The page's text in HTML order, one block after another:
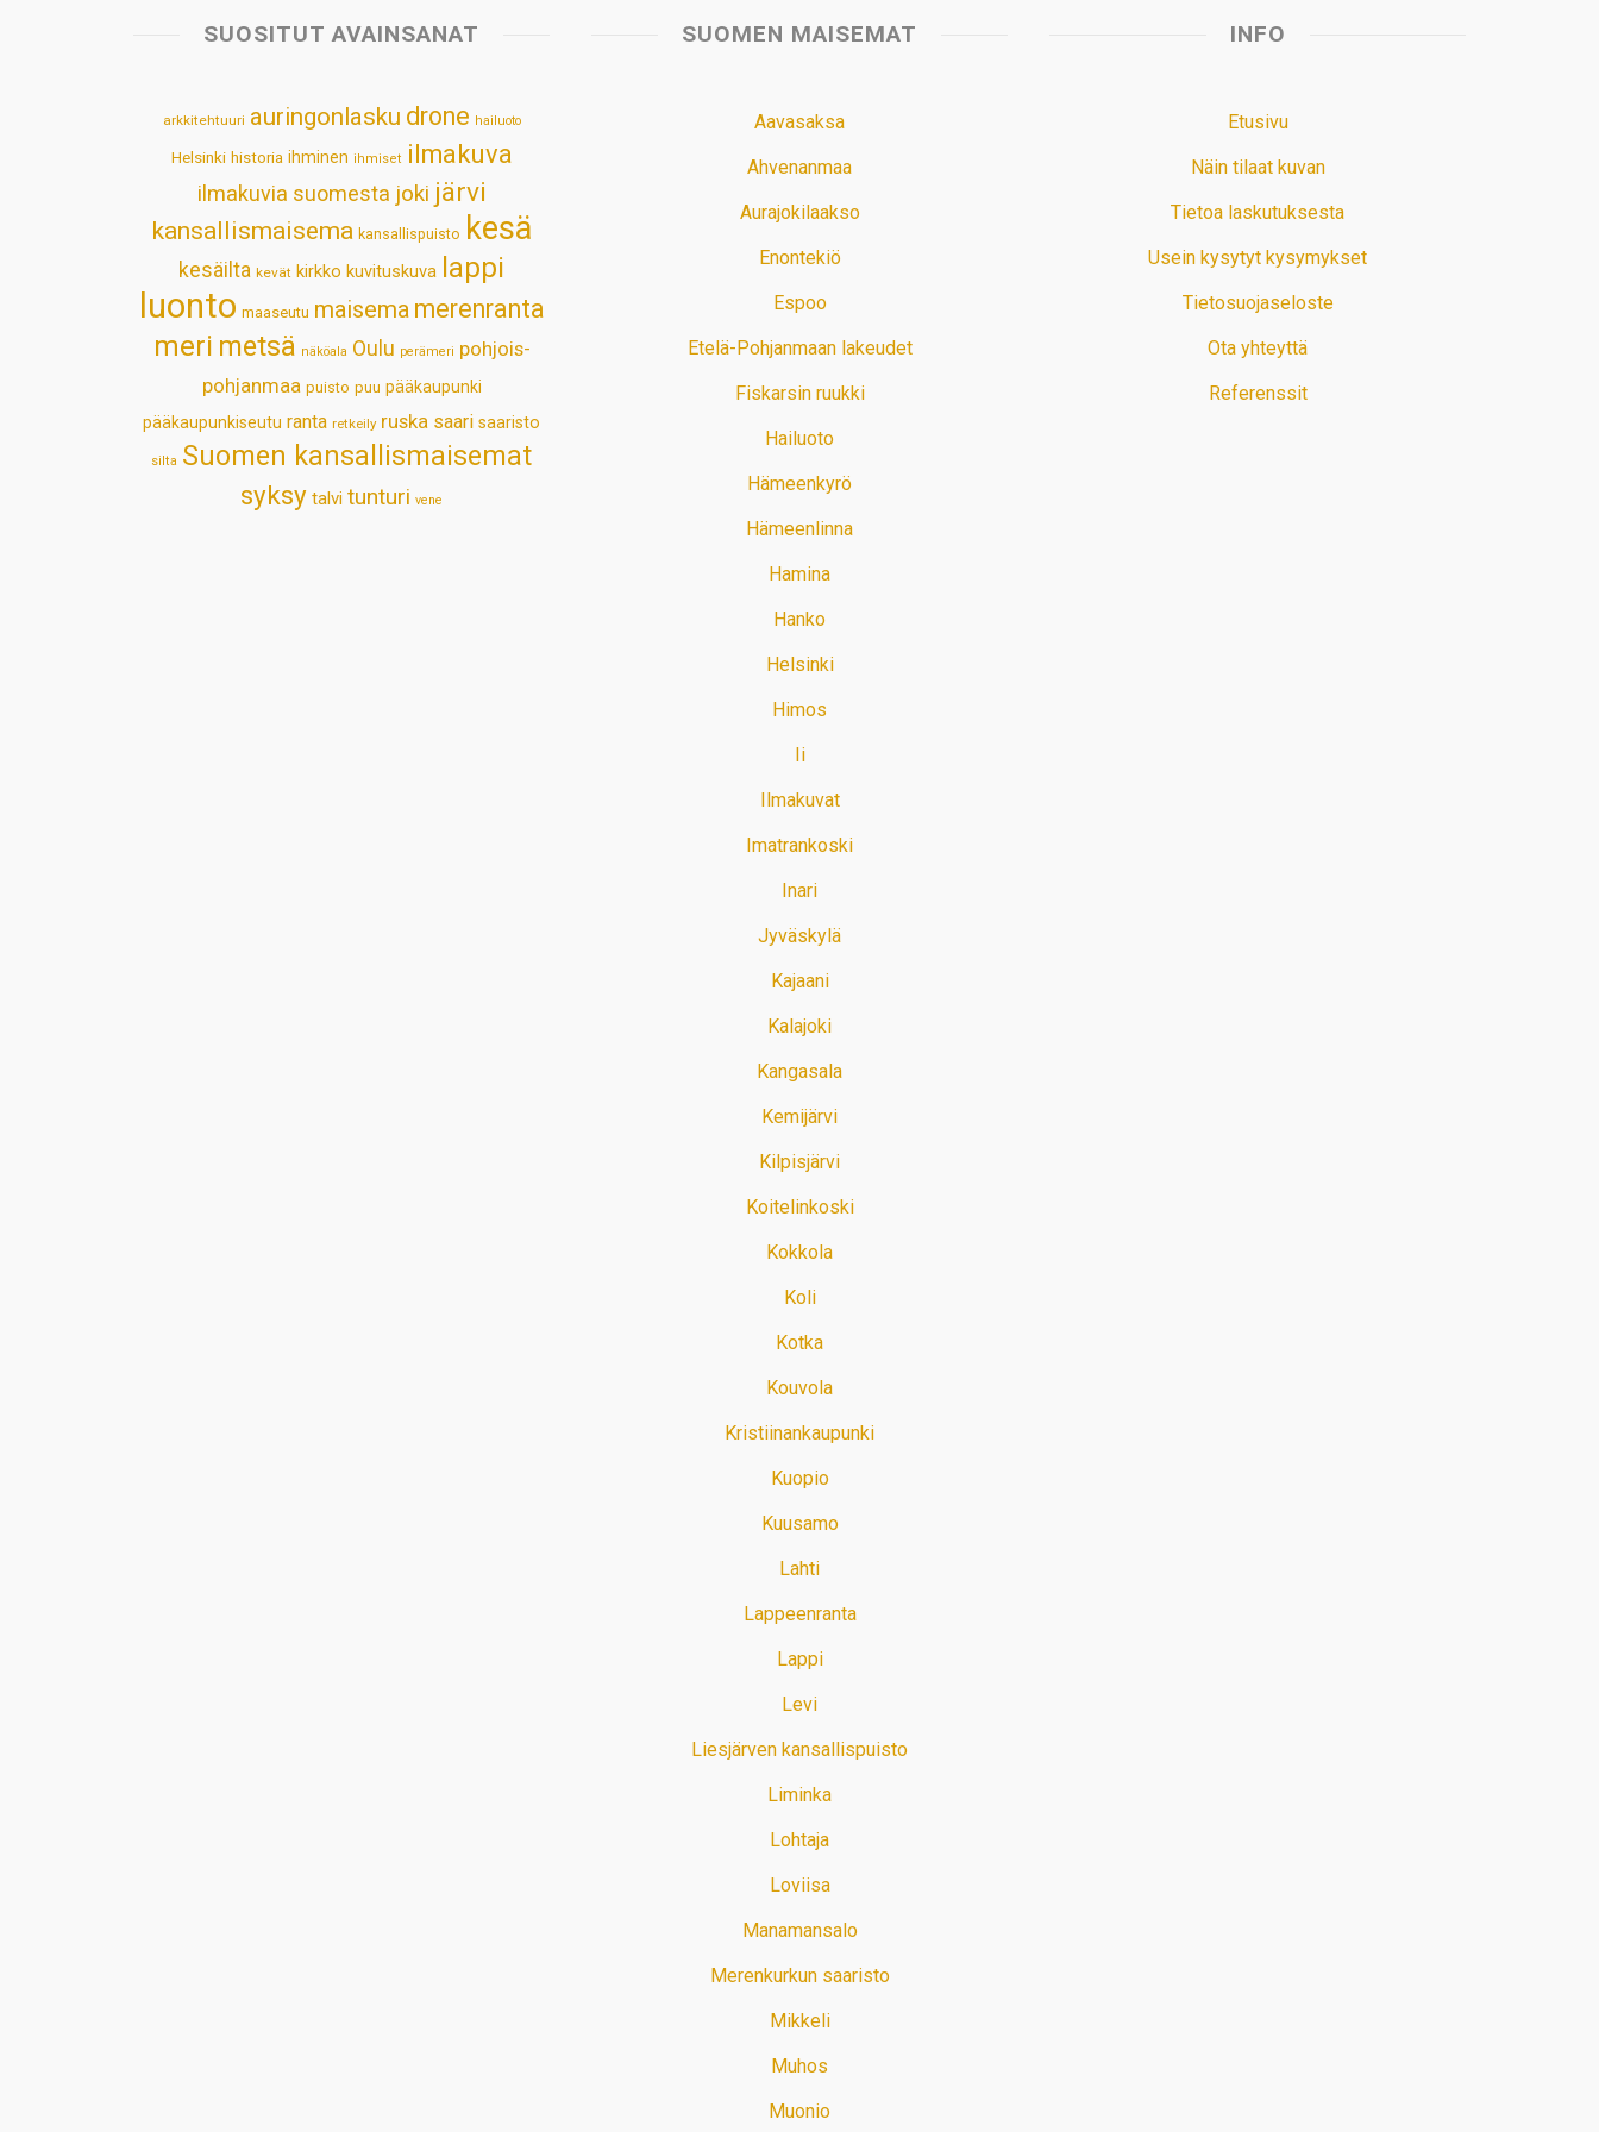
SUOSITUT AVAINSANAT
arkkitehtuuri auringonlasku drone hailuoto
Helsinki historia ihminen ihmiset ilmakuva
ilmakuvia suomesta joki järvi
kansallismaisema kansallispuisto kesä
kesäilta kevät kirkko kuvituskuva lappi
luonto maaseutu maisema merenranta
meri metsä näköala Oulu perämeri pohjois-
pohjanmaa puisto puu pääkaupunki
pääkaupunkiseutu ranta retkeily ruska saari saaristo
silta Suomen kansallismaisemat
syksy talvi tunturi vene
SUOMEN MAISEMAT
Aavasaksa
Ahvenanmaa
Aurajokilaakso
Enontekiö
Espoo
Etelä-Pohjanmaan lakeudet
Fiskarsin ruukki
Hailuoto
Hämeenkyrö
Hämeenlinna
Hamina
Hanko
Helsinki
Himos
Ii
Ilmakuvat
Imatrankoski
Inari
Jyväskylä
Kajaani
Kalajoki
Kangasala
Kemijärvi
Kilpisjärvi
Koitelinkoski
Kokkola
Koli
Kotka
Kouvola
Kristiinankaupunki
Kuopio
Kuusamo
Lahti
Lappeenranta
Lappi
Levi
Liesjärven kansallispuisto
Liminka
Lohtaja
Loviisa
Manamansalo
Merenkurkun saaristo
Mikkeli
Muhos
Muonio
INFO
Etusivu
Näin tilaat kuvan
Tietoa laskutuksesta
Usein kysytyt kysymykset
Tietosuojaseloste
Ota yhteyttä
Referenssit